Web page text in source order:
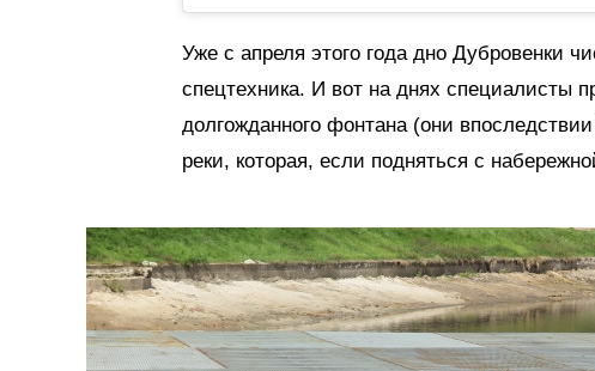
Уже с апреля этого года дно Дубровенки
спецтехника. И вот на днях специалисты
долгожданного фонтана (они
реки, которая, если подняться с